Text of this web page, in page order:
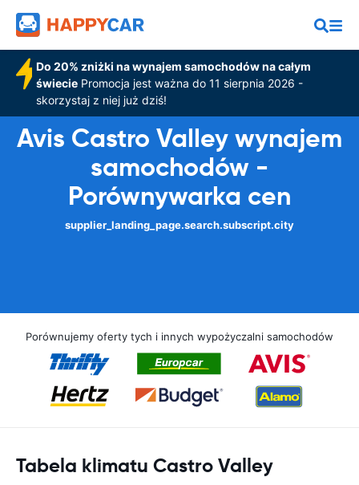
Do 20% zniżki na wynajem samochodów na całym
świeciePromocja jest ważna do 11 sierpnia 2026 -
skorzystaj z niej już dziś!
Avis Castro Valley wynajem
samochodów -
Porównywarka cen
supplier_landing_page.search.subscript.city
Porównujemy oferty tych i innych wypożyczalni samochodów
Tabela klimatu Castro Valley